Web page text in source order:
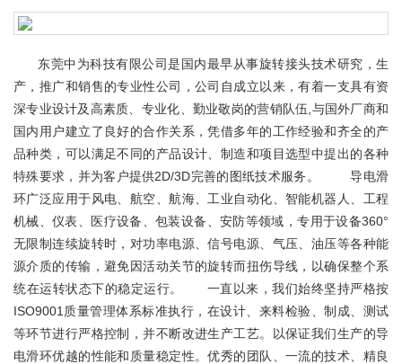
东莞中为科技有限公司是国内最早从事旋转接头技术研究，生
产，推广和销售的专业性公司，公司自成立以来，有着一支具有资
深专业设计及高素质、专业化、勤业敬岗的营销队伍,与国外厂商和
国内用户建立了良好的合作关系，凭借多年的工作经验和齐全的产
品种类，可以满足不同的产品设计、制造和项目选型中提出的各种
特殊要求，并为客户提供2D/3D完善的图纸技术服务。 导电滑
环广泛应用于风电、航空、航海、工业自动化、智能机器人、工程
机械、仪表、医疗设备、包装设备、安防等领域，专用于设备360°
无限制连续旋转时，对功率电源、信号电源、气压、油压等各种能
源介质的传输，避免因活动关节的旋转而扭伤导线，以确保整个系
统在运转状态下的稳定运行。 一直以来，我们始终坚持严格按
ISO9001质量管理体系标准执行，在设计、来料检验、制成、测试
等环节进行严格控制，并不断改进生产工艺。以保证我们生产的导
电滑环优越的性能和质量稳定性。优秀的团队、一流的技术、精良